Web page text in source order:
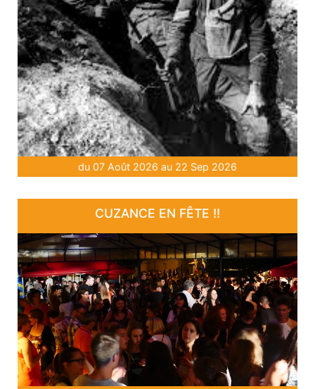
du 07 Août 2026 au 22 Sep 2026
CUZANCE EN FÊTE !!